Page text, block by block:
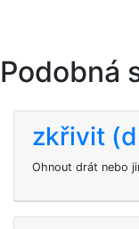
Podobná
zkřivit
Ohnout drát nebo